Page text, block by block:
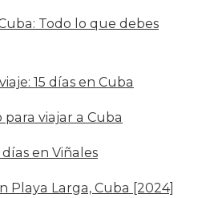
Todo lo que debes
15 días en Cuba
viajar a Cuba
en Viñales
Playa Larga, Cuba [2024]